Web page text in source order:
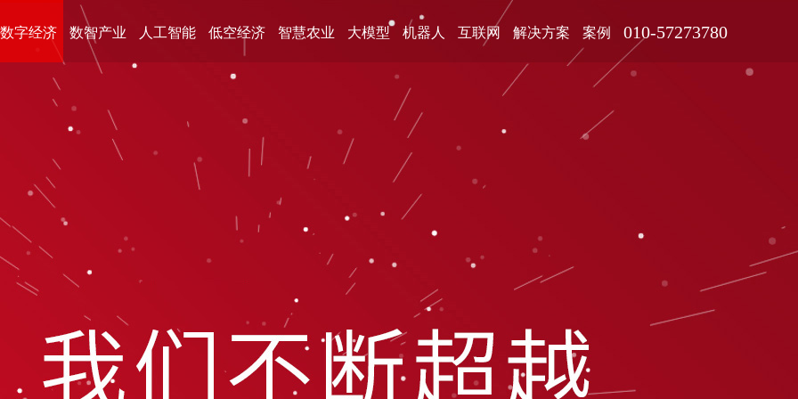
数字经济 数智产业 人工智能 低空经济 智慧农业 大模型 机器人 互联网 解决方案 案例 010-57273780